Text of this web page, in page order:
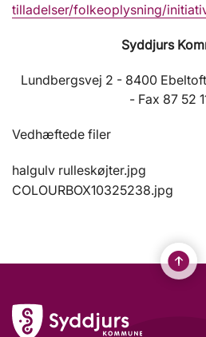
tilladelser/folkeoplysning/
Syddjurs
Lundbergsvej 2 - 8400
- Fax 87 52
Vedhæftede filer
halgulv rulleskøjter.jpg
COLOURBOX10325238.jpg